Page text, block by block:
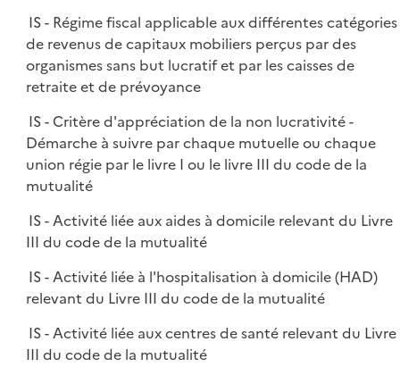
IS - Régime fiscal applicable aux différentes catégories
de revenus de capitaux mobiliers perçus par des
organismes sans but lucratif et par les caisses de
retraite et de prévoyance
IS - Critère d'appréciation de la non lucrativité -
Démarche à suivre par chaque mutuelle ou chaque
union régie par le livre I ou le livre III du code de la
mutualité
IS - Activité liée aux aides à domicile relevant du Livre
III du code de la mutualité
IS - Activité liée à l'hospitalisation à domicile (HAD)
relevant du Livre III du code de la mutualité
IS - Activité liée aux centres de santé relevant du Livre
III du code de la mutualité